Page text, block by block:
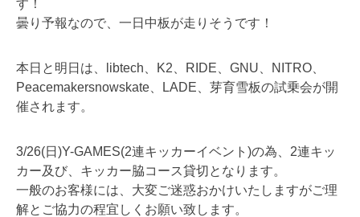
す！
曇り予報なので、一日中板が走りそうです！
本日と明日は、libtech、K2、RIDE、GNU、NITRO、
Peacemakersnowskate、LADE、芽育雪板の試乗会が開
催されます。
3/26(日)Y-GAMES(2連キッカーイベント)の為、2連キッ
カー及び、キッカー脇コース貸切となります。
一般のお客様には、大変ご迷惑おかけいたしますがご理
解とご協力の程宜しくお願い致します。